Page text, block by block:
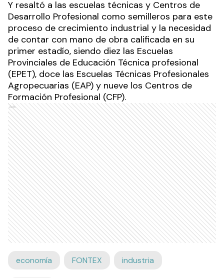
Y resaltó a las escuelas técnicas y Centros de
Desarrollo Profesional como semilleros para este
proceso de crecimiento industrial y la necesidad
de contar con mano de obra calificada en su
primer estadío, siendo diez las Escuelas
Provinciales de Educación Técnica profesional
(EPET), doce las Escuelas Técnicas Profesionales
Agropecuarias (EAP) y nueve los Centros de
Formación Profesional (CFP).
Ads
economía FONTEX industria